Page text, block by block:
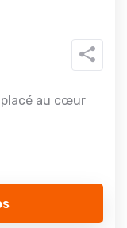
placé au cœur